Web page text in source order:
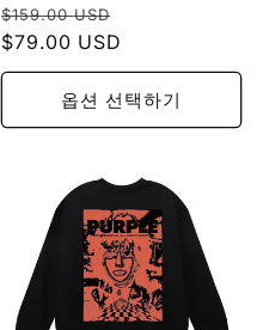
정
가
$159.00 USD
가
$79.00 USD
옵션 선택하기